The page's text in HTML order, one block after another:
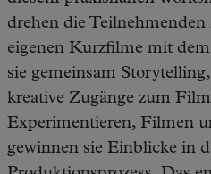
drehen die
eigenen Kurzfilme mit
sie gemeinsam
kreative Zugänge zum
Experimentieren, Filmen
gewinnen sie Einblicke in